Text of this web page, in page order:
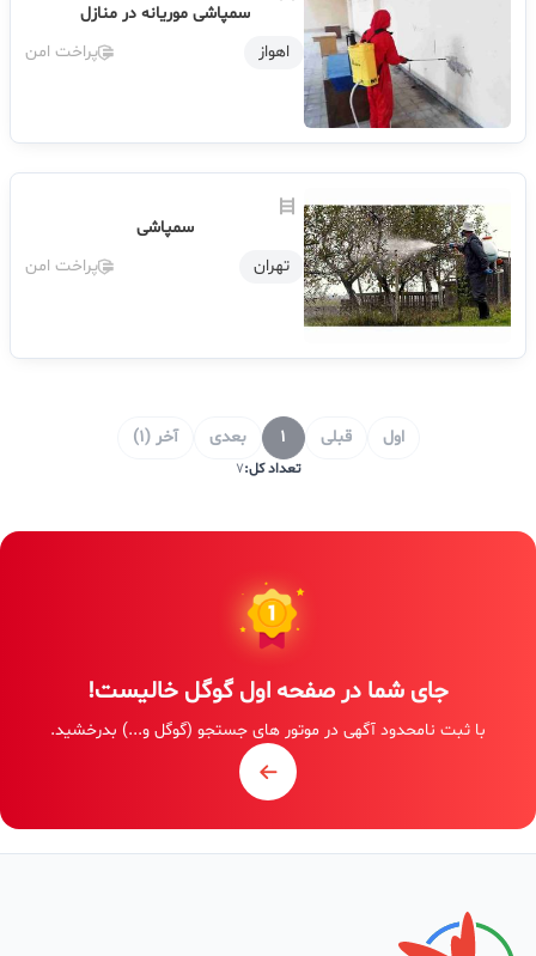
سمپاشی موریانه در منازل
اهواز
پراخت امن
سمپاشی
تهران
پراخت امن
اول قبلی 1 بعدی آخر (1)
تعداد کل:7
جای شما در صفحه اول گوگل خالیست!
با ثبت نامحدود آگهی در موتور های جستجو (گوگل و...) بدرخشید.